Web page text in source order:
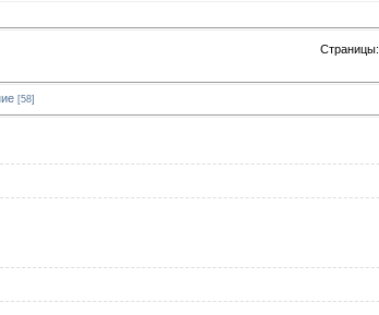
Страницы:
[58]